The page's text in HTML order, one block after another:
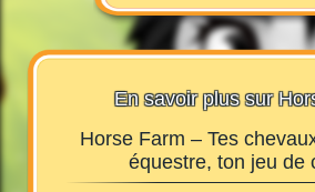
En savoir plus sur
Horse Farm – Tes
équestre, ton jeu de